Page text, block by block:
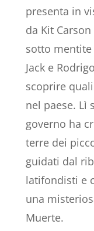
presenta in
da Kit
sotto mentite
Jack e
scoprire
nel paese. Lì
governo ha
terre dei
guidati dal
latifondisti e
una
Muerte.